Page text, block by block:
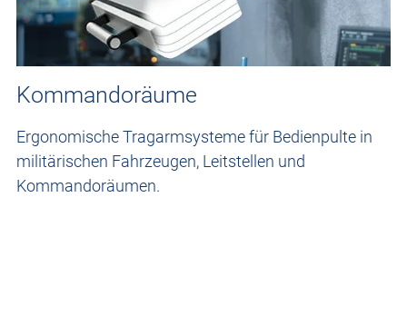
Kommandoräume
Ergonomische Tragarmsysteme für Bedienpulte in
militärischen Fahrzeugen, Leitstellen und
Kommandoräumen.